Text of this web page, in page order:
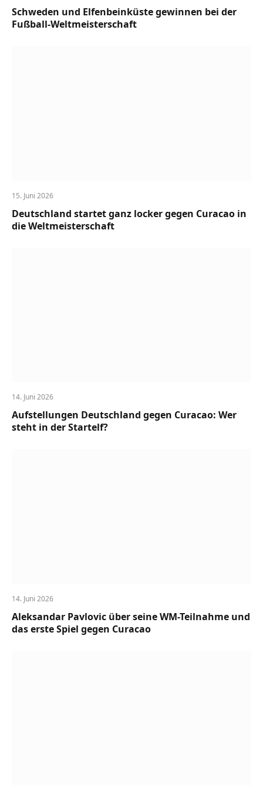
Schweden und Elfenbeinküste gewinnen bei der
Fußball-Weltmeisterschaft
15. Juni 2026
Deutschland startet ganz locker gegen Curacao in
die Weltmeisterschaft
14. Juni 2026
Aufstellungen Deutschland gegen Curacao: Wer
steht in der Startelf?
14. Juni 2026
Aleksandar Pavlovic über seine WM-Teilnahme und
das erste Spiel gegen Curacao